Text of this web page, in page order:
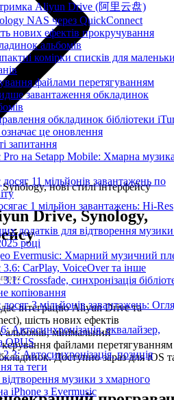
Aliyun Drive (阿里云盘)
NAS через QuickConnect
нових ефектів прокручування
альбомів
комірки списків для
файлами перетягуванням
завантаження обкладинок
обкладинок бібліотеки
це оновлення
запитання
Pro на Setapp Mobile: Хмарна
11 мільйонів завантажень по
1 мільйон завантажень: Hi-Res
додатків для відтворення
році
Evermusic: Хмарний музичний
3.6: CarPlay, VoiceOver та інше
Crossfade, синхронізація
копіювання
3 мільйонів завантажень:
Автосинхронізація, еквалайзер,
OPUS
Автосинхронізація, позиція
та теги
музики з хмарного
iPhone з Evermusic
нові стилі інтерфейсу
Drive, Synology,
інтеграцію Aliyun Drive та
шість нових ефектів
мінімальний
файлами перетягуванням
Доступно зараз для iOS